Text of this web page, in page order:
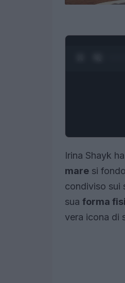
Irina Shayk
mare si
condiviso sui
sua forma
vera icona di